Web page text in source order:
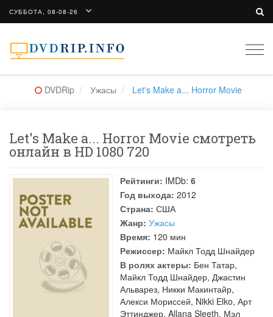
СУББОТА, 08-08-26
DVDRip Ужасы Let's Make a... Horror Movie
Let's Make a... Horror Movie смотреть
онлайн в HD 1080 720
Рейтинги: IMDb: 6
Год выхода: 2012
Страна: США
Жанр: Ужасы
Время: 120 мин
Режиссер: Майкл Тодд Шнайдер
В ролях актеры: Бен Татар,
Майкл Тодд Шнайдер, Джастин
Альварез, Никки Макинтайр,
Алекси Мориссей, Nikki Elko, Арт
Эттинджер, Allana Sleeth, Мэл